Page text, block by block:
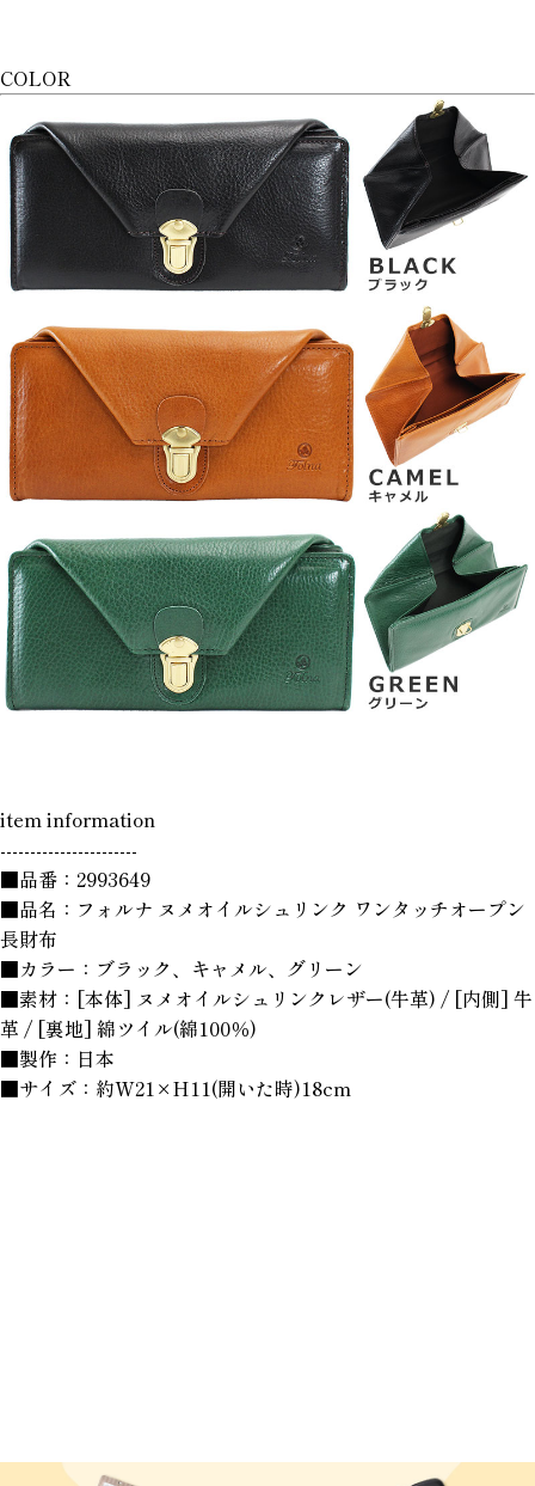
COLOR
item information
-----------------------
■品番：2993649
■品名：フォルナ ヌメオイルシュリンク ワンタッチオープン
長財布
■カラー：ブラック、キャメル、グリーン
■素材：[本体] ヌメオイルシュリンクレザー(牛革) / [内側] 牛
革 / [裏地] 綿ツイル(綿100％)
■製作：日本
■サイズ：約W21×H11(開いた時)18cm